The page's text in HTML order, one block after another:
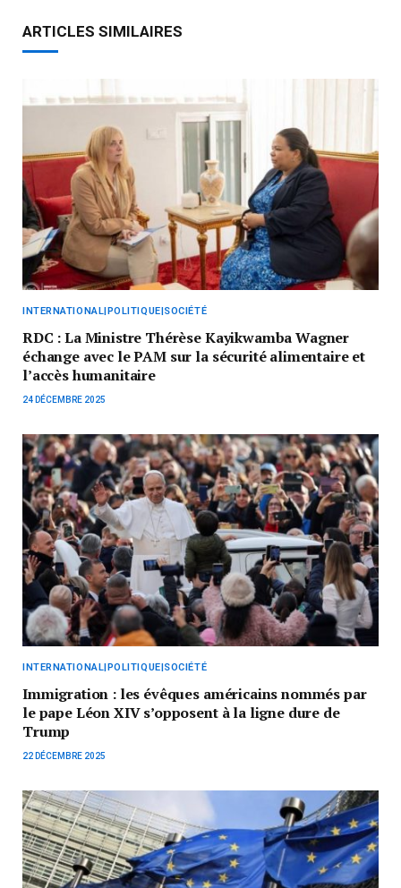
ARTICLES SIMILAIRES
INTERNATIONAL|POLITIQUE|SOCIÉTÉ
RDC : La Ministre Thérèse Kayikwamba Wagner
échange avec le PAM sur la sécurité alimentaire et
l’accès humanitaire
24 DÉCEMBRE 2025
INTERNATIONAL|POLITIQUE|SOCIÉTÉ
Immigration : les évêques américains nommés par
le pape Léon XIV s’opposent à la ligne dure de
Trump
22 DÉCEMBRE 2025